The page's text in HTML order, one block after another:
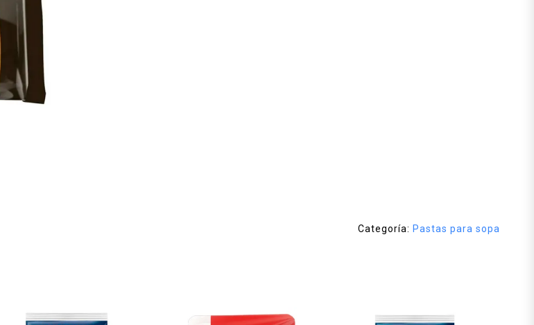
Categoría: Pastas para sopa